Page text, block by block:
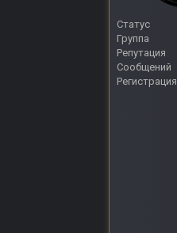
Статус
Группа
Репутация
Сообщений
Регистрация